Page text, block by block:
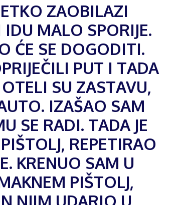
ZAOBILAZI
MALO SPORIJE.
ĆE SE DOGODITI.
PUT I TADA
SU ZASTAVU,
IZAŠAO SAM
SE RADI. TADA JE
REPETIRAO
KRENUO SAM U
PIŠTOLJ,
NJIM UDARIO U